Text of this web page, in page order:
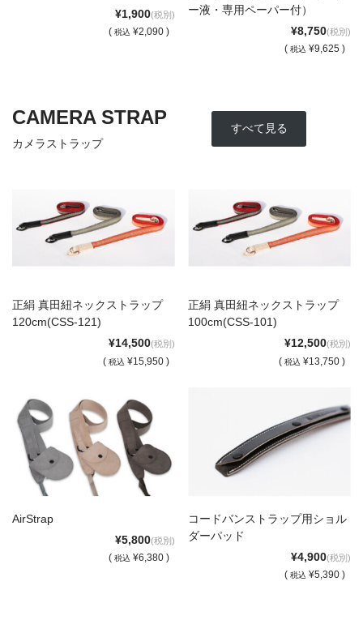
¥1,900(税別)
( 税込 ¥2,090 )
ー液・専用ペーパー付）
¥8,750(税別)
(税込 ¥9,625 )
CAMERA STRAP
カメラストラップ
すべて見る
正絹 真田紐ネックストラップ
120cm(CSS-121)
¥14,500(税別)
( 税込 ¥15,950 )
正絹 真田紐ネックストラップ
100cm(CSS-101)
¥12,500(税別)
(税込 ¥13,750 )
AirStrap
¥5,800(税別)
( 税込 ¥6,380 )
コードバンストラップ用ショル
ダーパッド
¥4,900(税別)
(税込 ¥5,390 )